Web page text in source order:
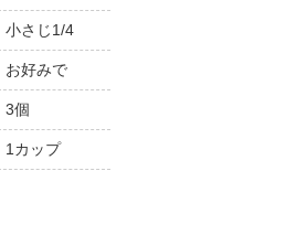
小さじ1/4
お好みで
3個
1カップ